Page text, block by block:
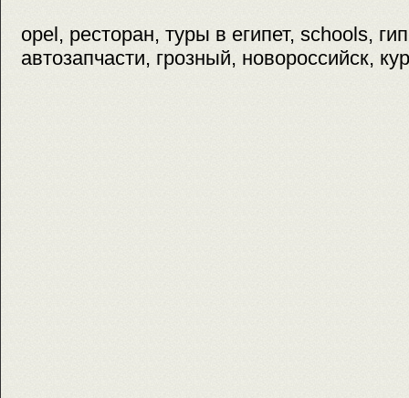
opel, ресторан, туры в египет, schools,
автозапчасти, грозный, новороссийск,